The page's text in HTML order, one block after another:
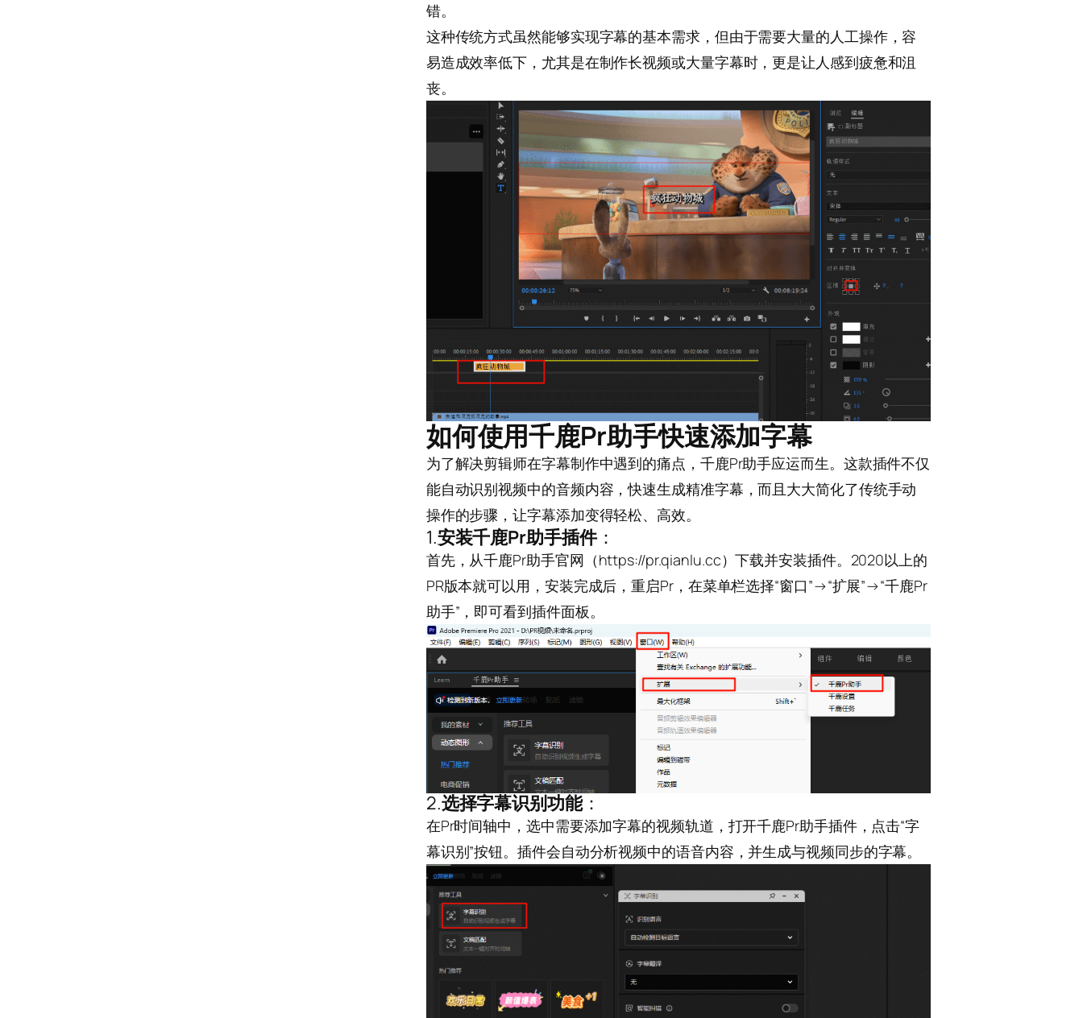
错。
这种传统方式虽然能够实现字幕的基本需求，但由于需要大量的人工操作，容
易造成效率低下，尤其是在制作长视频或大量字幕时，更是让人感到疲惫和沮
丧。
如何使用千鹿Pr助手快速添加字幕
为了解决剪辑师在字幕制作中遇到的痛点，千鹿Pr助手应运而生。这款插件不仅
能自动识别视频中的音频内容，快速生成精准字幕，而且大大简化了传统手动
操作的步骤，让字幕添加变得轻松、高效。
1.安装千鹿Pr助手插件：
首先，从千鹿Pr助手官网（https://pr.qianlu.cc）下载并安装插件。2020以上的
PR版本就可以用，安装完成后，重启Pr，在菜单栏选择“窗口”→“扩展”→“千鹿Pr
助手”，即可看到插件面板。
2.选择字幕识别功能：
在Pr时间轴中，选中需要添加字幕的视频轨道，打开千鹿Pr助手插件，点击“字
幕识别”按钮。插件会自动分析视频中的语音内容，并生成与视频同步的字幕。